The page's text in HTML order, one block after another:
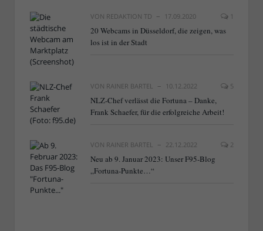
VON REDAKTION TD 17.09.2020 1
20 Webcams in Düsseldorf, die zeigen, was
los ist in der Stadt
VON RAINER BARTEL 10.12.2022 5
NLZ-Chef verlässt die Fortuna – Danke,
Frank Schaefer, für die erfolgreiche Arbeit!
VON RAINER BARTEL 22.12.2022 2
Neu ab 9. Januar 2023: Unser F95-Blog
„Fortuna-Punkte…“